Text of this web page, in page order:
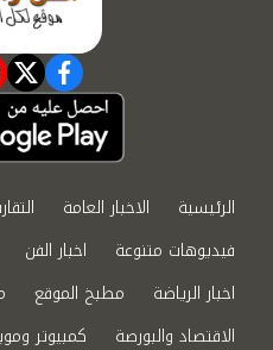
الرئيسية الاخبار العامة
فيديوهات متنوعة
اخبار الفن
اخبار الرياضة
مطبخ الموقع
الاقتصاد والبورصة
كمبيوتر